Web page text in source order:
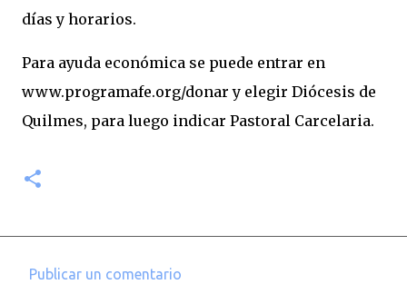
días y horarios.
Para ayuda económica se puede entrar en
www.programafe.org/donar y elegir Diócesis de
Quilmes, para luego indicar Pastoral Carcelaria.
Publicar un comentario